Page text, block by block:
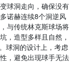
球洞走向，确保没有
诺赫连续8个洞逆风
与传统林克斯球场将
，造型多样且自然，
球洞的设计上，考虑
，避免出现球手无法